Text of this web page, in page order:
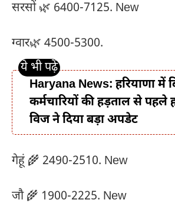
सरसों 🌿 6400-7125. New
ग्वार🌿 4500-5300.
Haryana News: हरियाणा में
कर्मचारियों की हड़ताल से
विज ने दिया बड़ा अपडेट
गेहूं 🌾 2490-2510. New
जौ 🌾 1900-2225. New